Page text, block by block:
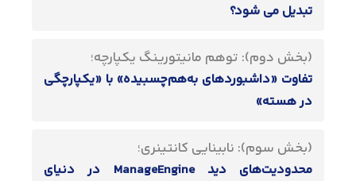
تبدیل می شود؟
(بخش دوم): توهم مانیتورینگ یکپارچه؛
تفاوت «داشبوردهای به‌هم‌چسبیده» با «یکپارچگی
در هسته»
(بخش سوم): نابینایی کانتینری؛
محدودیت‌های دید ManageEngine در دنیای